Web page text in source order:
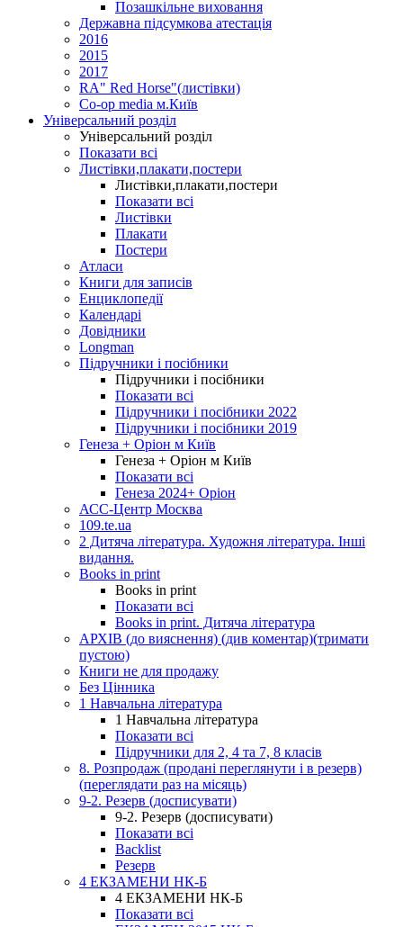
Позашкільне виховання
Державна підсумкова атестація
2016
2015
2017
RA" Red Horse"(листівки)
Co-op media м.Київ
Універсальний розділ
Універсальний розділ
Показати всі
Листівки,плакати,постери
Листівки,плакати,постери
Показати всі
Листівки
Плакати
Постери
Атласи
Книги для записів
Енциклопедії
Календарі
Довідники
Longman
Підручники і посібники
Підручники і посібники
Показати всі
Підручники і посібники 2022
Підручники і посібники 2019
Генеза + Оріон м Київ
Генеза + Оріон м Київ
Показати всі
Генеза 2024+ Оріон
АСС-Центр Москва
109.te.ua
2 Дитяча література. Художня література. Інші
видання.
Books in print
Books in print
Показати всі
Books in print. Дитяча література
АРХІВ (до вияснення) (див коментар)(тримати
пустою)
Книги не для продажу
Без Цінника
1 Навчальна література
1 Навчальна література
Показати всі
Підручники для 2, 4 та 7, 8 класів
8. Розпродаж (продані переглянути і в резерв)
(переглядати раз на місяць)
9-2. Резерв (досписувати)
9-2. Резерв (досписувати)
Показати всі
Backlist
Резерв
4 ЕКЗАМЕНИ НК-Б
4 ЕКЗАМЕНИ НК-Б
Показати всі